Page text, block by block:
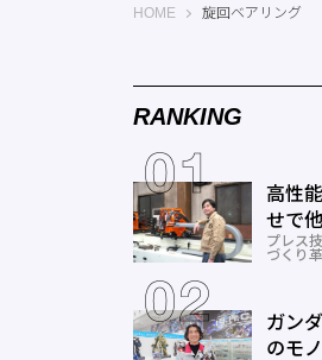
HOME 工場マガジンラック｜
旋回ベアリング
RANKING
高性
せで
げを
プレス
づくり
ガン
のモ